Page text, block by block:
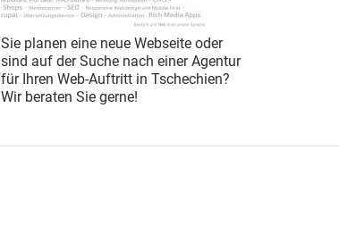
Sie planen eine neue Webseite oder
sind auf der Suche nach einer Agentur
für Ihren Web-Auftritt in Tschechien?
Wir beraten Sie gerne!